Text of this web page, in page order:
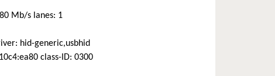
Mb/s lanes: 1
hid-generic,usbhid
class-ID: 0300